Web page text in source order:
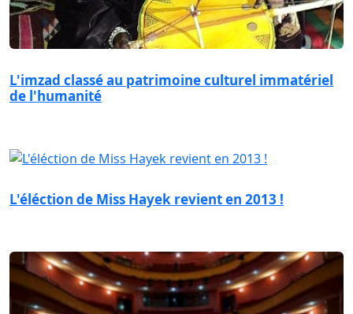
L'imzad classé au patrimoine culturel immatériel
de l'humanité
L'éléction de Miss Hayek revient en 2013 !